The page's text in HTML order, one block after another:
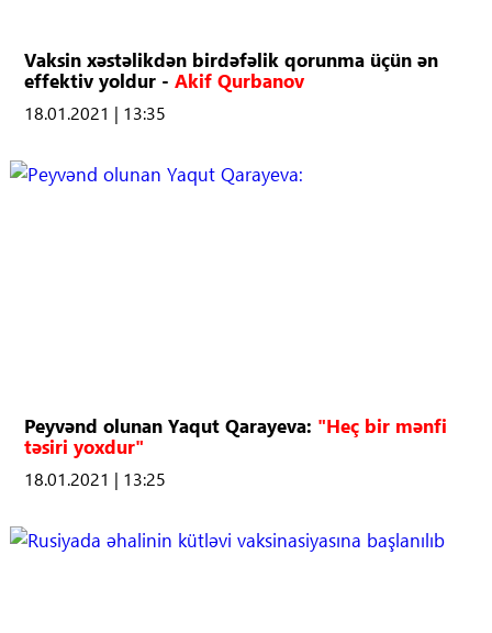
Vaksin xəstəlikdən birdəfəlik qorunma üçün ən
effektiv yoldur - Akif Qurbanov
18.01.2021 | 13:35
Peyvənd olunan Yaqut Qarayeva: "Heç bir mənfi
təsiri yoxdur"
18.01.2021 | 13:25